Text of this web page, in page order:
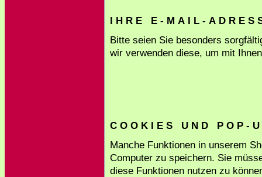
I H R E E - M A I L - A D R E S
Bitte seien Sie besonders
wir verwenden diese, um mit
C O O K I E S U N D P O P -
Manche Funktionen in unserem
Computer zu speichern. Sie
diese Funktionen nutzen zu